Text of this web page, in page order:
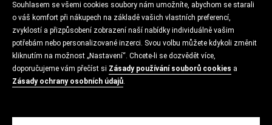
Souhlasem se všemi cookies soubory nám umožníte, abychom se starali
o váš komfort při nákupech na základě vašich vlastních preferencí,
zvyklostí a přizpůsobení zobrazení naší nabídky individuálně vašim
potřebám nebo personalizované inzerci. Svou volbu můžete kdykoli změnit
kliknutím na možnost „Nastavení“. Chcete-li se dozvědět více,
doporučujeme vám přečíst si Zásady používání souborů cookies a
Zásady ochrany osobních údajů.